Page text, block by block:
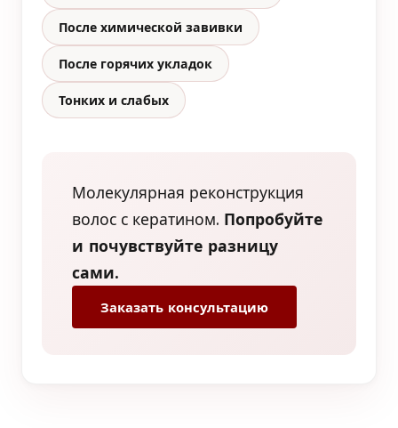
После химической завивки
После горячих укладок
Тонких и слабых
Молекулярная реконструкция
волос с кератином. Попробуйте
и почувствуйте разницу
сами.
Заказать консультацию